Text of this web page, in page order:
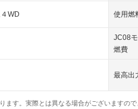
WD 使用燃
JC08
燃費
最高出
ます。実際とは異なる場合がございますので